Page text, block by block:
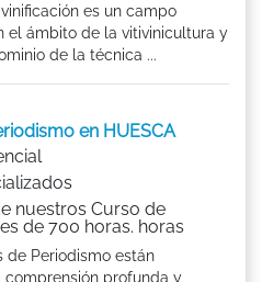
es un campo
el ámbito de la vitivinicultura y
de la técnica ...
en HUESCA
nuestros Curso de
de 700 horas. horas
de Periodismo están
comprensión profunda y